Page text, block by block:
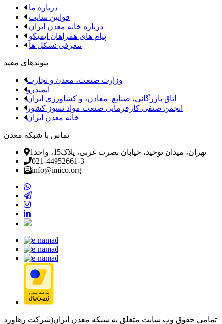
درباره ما
قوانین سایت
درباره خانه معدن ایران
پیام های همراهان ایمیکو
معرفی تشکل ها
پیوندهای مفید
وزارت صنعت، معدن و تجارت
ایمیدرو
اتاق بازرگانی، صنایع، معادن، و کشاورزی ایران
انجمن صنفی کارفرمایی صنعت مواد نسوز کشور
خانه معدن ایران
تماس با شبکه معدن
تهران، میدان توحید، خیابان نصرت غربی، پلاک15، واحد1
021-44952661-3
info@imico.org
تمامی حقوق وب سایت متعلق به شبکه معدن ایران(شرکت رهاورد